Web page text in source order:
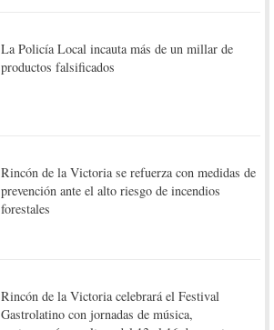
La Policía Local incauta más de un millar de
productos falsificados
Rincón de la Victoria se refuerza con medidas de
prevención ante el alto riesgo de incendios
forestales
Rincón de la Victoria celebrará el Festival
Gastrolatino con jornadas de música,